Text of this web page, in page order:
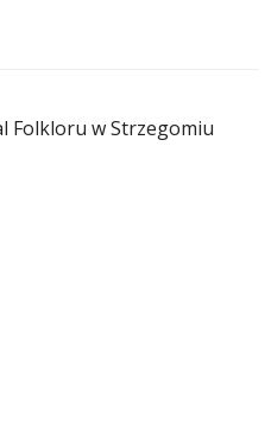
Folkloru w Strzegomiu